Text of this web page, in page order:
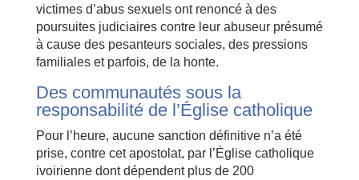
victimes d’abus sexuels ont renoncé à des
poursuites judiciaires contre leur abuseur présumé
à cause des pesanteurs sociales, des pressions
familiales et parfois, de la honte.
Des communautés sous la
responsabilité de l’Église catholique
Pour l’heure, aucune sanction définitive n’a été
prise, contre cet apostolat, par l’Église catholique
ivoirienne dont dépendent plus de 200